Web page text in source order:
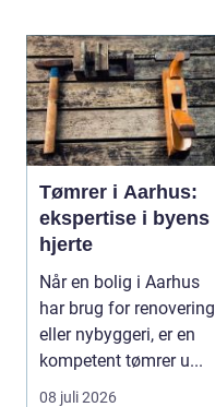
Tømrer i Aarhus:
ekspertise i byens
hjerte
Når en bolig i Aarhus
har brug for renovering
eller nybyggeri, er en
kompetent tømrer u...
08 juli 2026